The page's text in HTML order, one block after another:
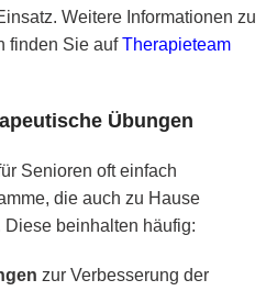
Weitere Informationen zu
finden Sie aufTherapieteam
Übungen
Senioren oft einfach
die auch zu Hause
beinhalten häufig:
zur Verbesserung der